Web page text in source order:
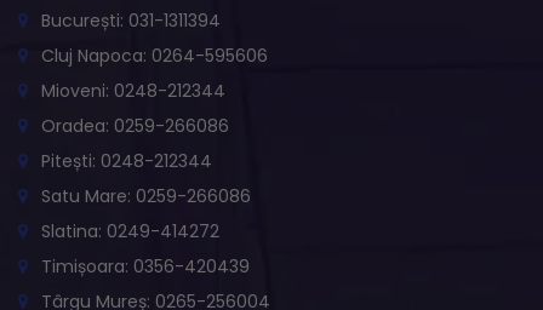
București: 031-1311394
Cluj Napoca: 0264-595606
Mioveni: 0248-212344
Oradea: 0259-266086
Pitești: 0248-212344
Satu Mare: 0259-266086
Slatina: 0249-414272
Timișoara: 0356-420439
Târgu Mureș: 0265-256004